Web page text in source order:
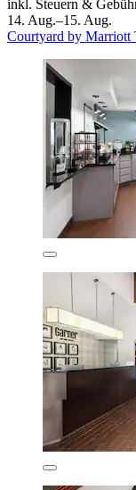
inkl. Steuern &
14. Aug.–15. Aug.
Courtyard by Marriott